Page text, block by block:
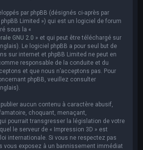
par phpBB (désignés ci-après par
phpBB Limited ») qui est un logiciel de forum
sous la «
GNU 2.0 » et qui peut être téléchargé sur
Le logiciel phpBB a pour seul but de
sur internet et phpBB Limited ne peut en
responsable de la conduite et du
et que nous n’acceptons pas. Pour
phpBB, veuillez consulter
aucun contenu à caractère abusif,
choquant, menaçant,
pourrait transgresser la législation de votre
le serveur de « Impression 3D » est
internationale. Si vous ne respectez pas
vous exposez à un bannissement immédiat